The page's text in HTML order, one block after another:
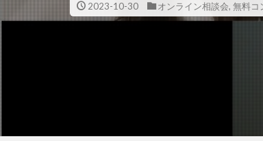
2023-10-30 オンライン相談会, 無料コ